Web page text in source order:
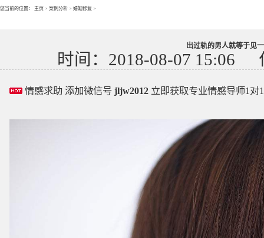
您当前的位置： 主页 > 案例分析 > 婚姻修复 >
出过轨的男人就等于见
时间：2018-08-07 15:06
情感求助 添加微信号 jljw2012 立即获取专业情感导师1对